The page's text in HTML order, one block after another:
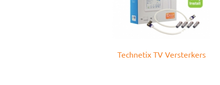
Technetix TV Versterkers